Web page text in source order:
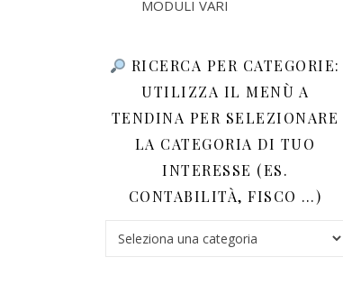
MODULI VARI
RICERCA PER CATEGORIE:
UTILIZZA IL MENÙ A
TENDINA PER SELEZIONARE
LA CATEGORIA DI TUO
INTERESSE (ES.
CONTABILITÀ, FISCO …)
Ricerca per categorie: utilizza il